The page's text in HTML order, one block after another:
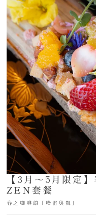
【3月～5月限定
ZEN套餐
春之咖啡館「哈雷與凱」